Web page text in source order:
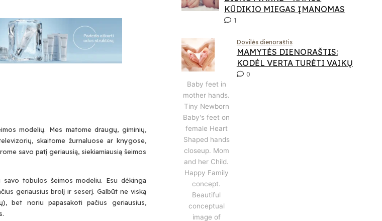
modelių. Mes matome draugų, giminių,
skaitome žurnaluose ar knygose,
savo patį geriausią, siekiamiausią šeimos
tobulos šeimos modeliu. Esu dėkinga
geriausius brolį ir seserį. Galbūt ne viską
bet noriu papasakoti pačius geriausius,
KŪDIKIO MIEGAS ĮMANOMAS
1
Baby feet in
mother hands.
Tiny Newborn
Baby's feet on
female Heart
Shaped hands
closeup. Mom
and her Child.
Happy Family
concept.
Beautiful
conceptual
image of
Dovilės dienoraštis
MAMYTĖS DIENORAŠTIS:
KODĖL VERTA TURĖTI VAIKŲ
0